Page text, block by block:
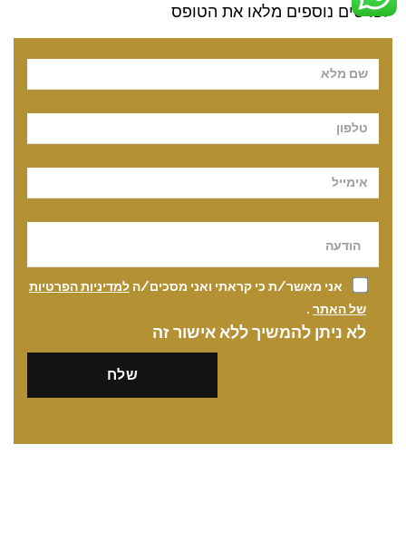
לפרטים נוספים מלאו את הטופס
אני מאשר/ת כי קראתי ואני מסכים/ה למדיניות הפרטיות
של האתר .
לא ניתן להמשיך ללא אישור זה